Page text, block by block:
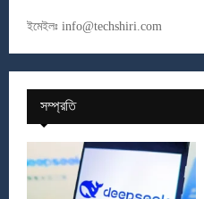
ইমেইলঃ info@techshiri.com
সম্প্রতি